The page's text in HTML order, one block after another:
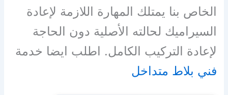
الخاص بنا يمتلك المهارة اللازمة لإعادة
السيراميك لحالته الأصلية دون الحاجة
لإعادة التركيب الكامل. اطلب ايضا خدمة
فني بلاط متداخل